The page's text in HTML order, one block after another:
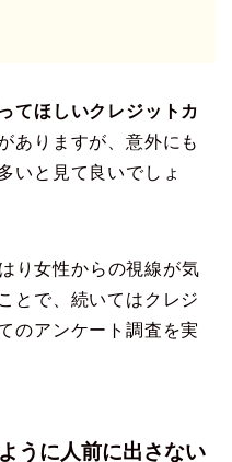
てほしいクレジットカ
ありますが、意外にも
いと見て良いでしょ
り女性からの視線が気
とで、続いてはクレジ
のアンケート調査を実
うに人前に出さない